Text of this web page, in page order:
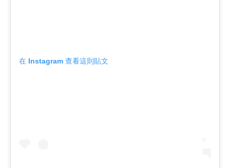
在 Instagram 查看這則貼文